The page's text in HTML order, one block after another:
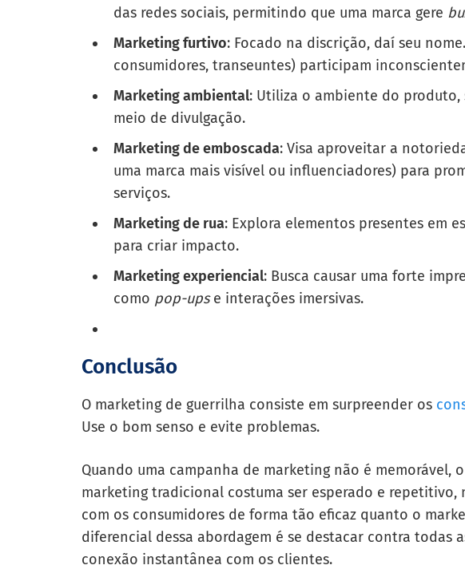
das redes sociais, permitindo que uma marca gere
Marketing furtivo: Focado na discrição, daí seu
consumidores, transeuntes) participam
Marketing ambiental: Utiliza o ambiente do produto,
meio de divulgação.
Marketing de emboscada: Visa aproveitar a
uma marca mais visível ou influenciadores) para
serviços.
Marketing de rua: Explora elementos presentes em
para criar impacto.
Marketing experiencial: Busca causar uma forte
como pop-upse interações imersivas.
Conclusão
O marketing de guerrilha consiste em surpreender os
Use o bom senso e evite problemas.
Quando uma campanha de marketing não é memorável,
marketing tradicional costuma ser esperado e repetitivo,
com os consumidores de forma tão eficaz quanto o
diferencial dessa abordagem é se destacar contra todas
conexão instantânea com os clientes.